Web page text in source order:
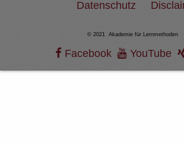
Datenschutz
© 2021 Akademie für Lernmethoden
Facebook YouTube